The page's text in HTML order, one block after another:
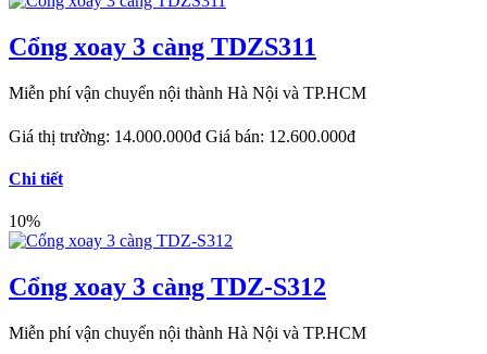
Cổng xoay 3 càng TDZS311
Miễn phí vận chuyển nội thành Hà Nội và TP.HCM
Giá thị trường: 14.000.000đ Giá bán: 12.600.000đ
Chi tiết
10%
Cổng xoay 3 càng TDZ-S312
Miễn phí vận chuyển nội thành Hà Nội và TP.HCM